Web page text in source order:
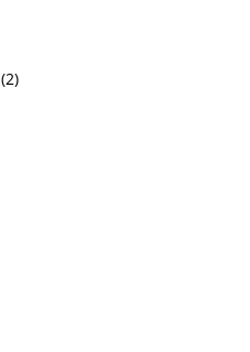
(2)